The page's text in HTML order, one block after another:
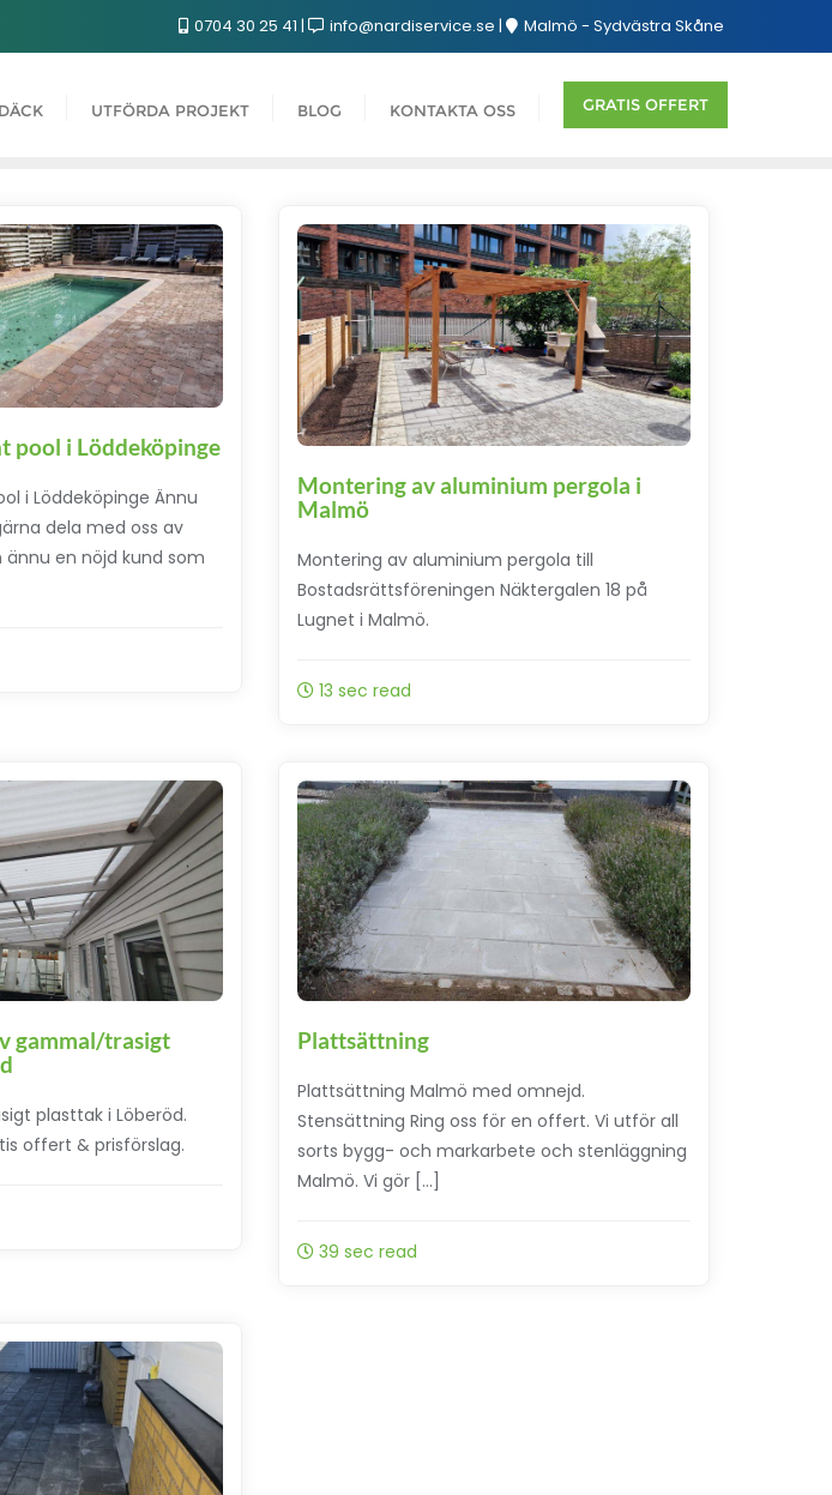
0704 30 25 41 info@nardiservice.se Malmö - Sydvästra Skåne
UTFÖRDA PROJEKT BLOG KONTAKTA OSS GRATIS OFFERT
pool i Löddeköpinge
i Löddeköpinge Ännu
dela med oss av
en nöjd kund som
Montering av aluminium pergola i
Malmö
Montering av aluminium pergola till
Bostadsrättsföreningen Näktergalen 18 på
Lugnet i Malmö.
13 sec read
gammal/trasigt
plasttak i Löberöd.
offert & prisförslag.
Plattsättning
Plattsättning Malmö med omnejd.
Stensättning Ring oss för en offert. Vi utför all
sorts bygg- och markarbete och stenläggning
Malmö. Vi gör […]
39 sec read